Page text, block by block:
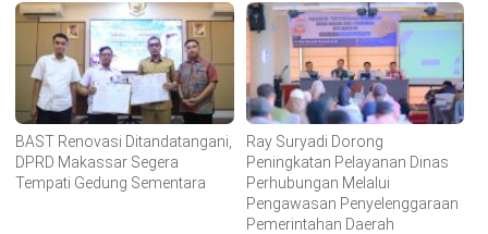
BAST Renovasi Ditandatangani,
DPRD Makassar Segera
Tempati Gedung Sementara
Ray Suryadi Dorong
Peningkatan Pelayanan Dinas
Perhubungan Melalui
Pengawasan Penyelenggaraan
Pemerintahan Daerah